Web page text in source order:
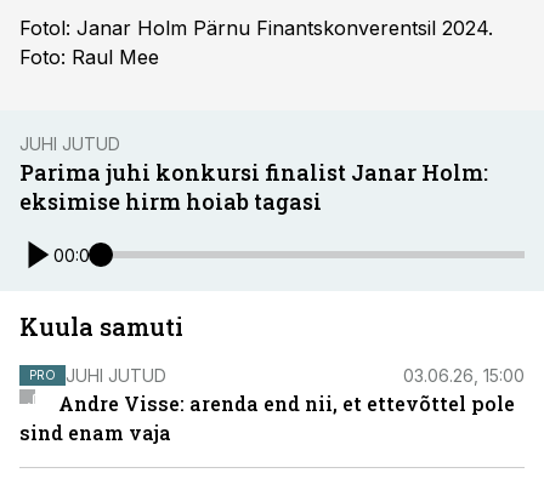
Fotol: Janar Holm Pärnu Finantskonverentsil 2024.
Foto: Raul Mee
JUHI JUTUD
Parima juhi konkursi finalist Janar Holm:
eksimise hirm hoiab tagasi
00:00
Kuula samuti
PRO JUHI JUTUD 03.06.26, 15:00
Andre Visse: arenda end nii, et ettevõttel pole
sind enam vaja